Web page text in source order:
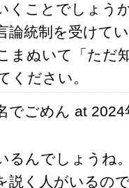
くことでしょう
論統制を受けて
まぬいて「ただ
ください。
でごめん at
るんでしょうね
説く人がいるの